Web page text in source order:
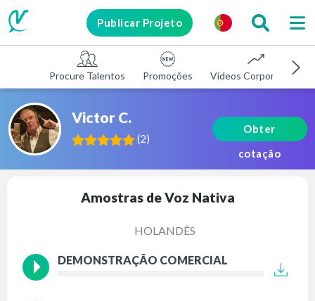
Publicar Projeto
Procure Talentos Promoções Vídeos Corporativos
Victor C.
(2)
Obter
cotação
Amostras de Voz Nativa
HOLANDÊS
DEMONSTRAÇÃO COMERCIAL